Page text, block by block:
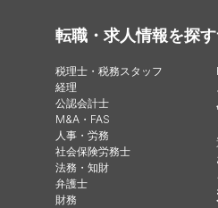
転職・求人情報を探す
税理士・税務スタッフ
経理
公認会計士
M&A・FAS
人事・労務
社会保険労務士
法務・知財
弁護士
財務